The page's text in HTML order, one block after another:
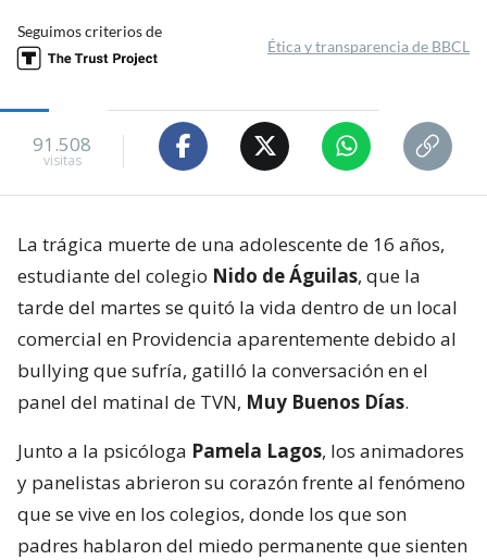
Seguimos criterios de
Ética y transparencia de BBCL
91.508
visitas
La trágica muerte de una adolescente de 16 años,
estudiante del colegio Nido de Águilas, que la
tarde del martes se quitó la vida dentro de un local
comercial en Providencia aparentemente debido al
bullying que sufría, gatilló la conversación en el
panel del matinal de TVN, Muy Buenos Días.
Junto a la psicóloga Pamela Lagos, los animadores
y panelistas abrieron su corazón frente al fenómeno
que se vive en los colegios, donde los que son
padres hablaron del miedo permanente que sienten